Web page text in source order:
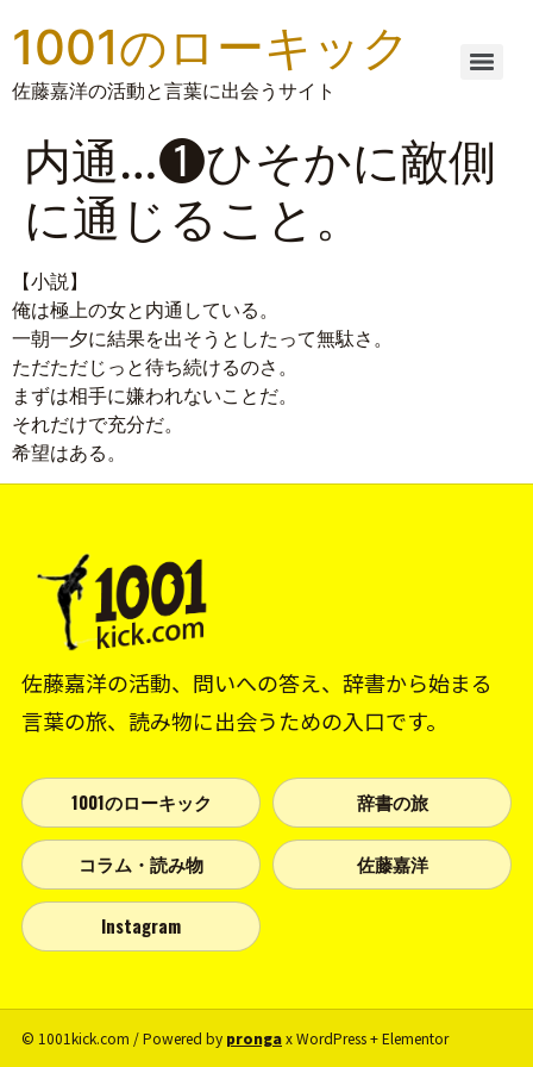
1001のローキック
佐藤嘉洋の活動と言葉に出会うサイト
内通…❶ひそかに敵側
に通じること。
【小説】
俺は極上の女と内通している。
一朝一夕に結果を出そうとしたって無駄さ。
ただただじっと待ち続けるのさ。
まずは相手に嫌われないことだ。
それだけで充分だ。
希望はある。
佐藤嘉洋の活動、問いへの答え、辞書から始まる
言葉の旅、読み物に出会うための入口です。
1001のローキック 辞書の旅
コラム・読み物 佐藤嘉洋
Instagram
© 1001kick.com / Powered by prongax WordPress + Elementor